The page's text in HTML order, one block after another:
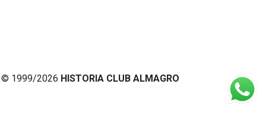
© 1999/2026 HISTORIA CLUB ALMAGRO